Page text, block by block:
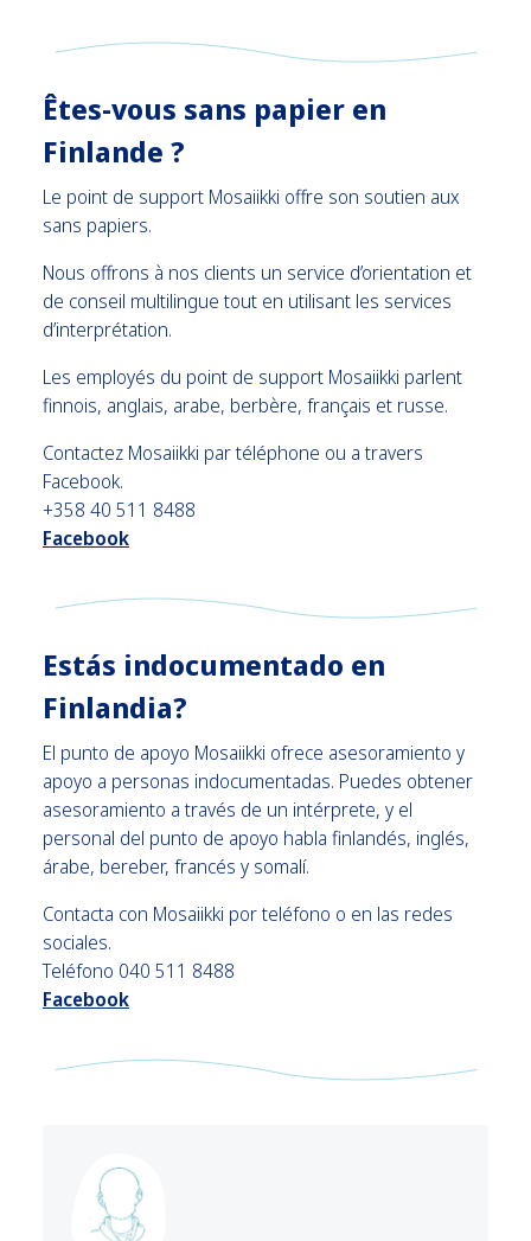
Êtes-vous sans papier en
Finlande ?
Le point de support Mosaiikki offre son soutien aux
sans papiers.
Nous offrons à nos clients un service d’orientation et
de conseil multilingue tout en utilisant les services
d’interprétation.
Les employés du point de support Mosaiikki parlent
finnois, anglais, arabe, berbère, français et russe.
Contactez Mosaiikki par téléphone ou a travers
Facebook.
+358 40 511 8488
Facebook
Estás indocumentado en
Finlandia?
El punto de apoyo Mosaiikki ofrece asesoramiento y
apoyo a personas indocumentadas. Puedes obtener
asesoramiento a través de un intérprete, y el
personal del punto de apoyo habla finlandés, inglés,
árabe, bereber, francés y somalí.
Contacta con Mosaiikki por teléfono o en las redes
sociales.
Teléfono 040 511 8488
Facebook